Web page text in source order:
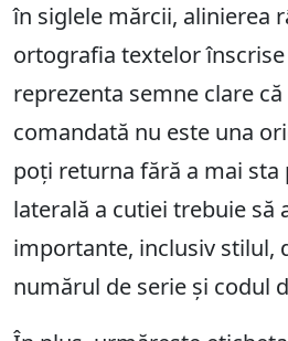
în siglele mărcii, alinierea
ortografia textelor
reprezenta semne clare
comandată nu este una
poți returna fără a mai sta
laterală a cutiei trebuie să
importante, inclusiv stilul,
numărul de serie și codul